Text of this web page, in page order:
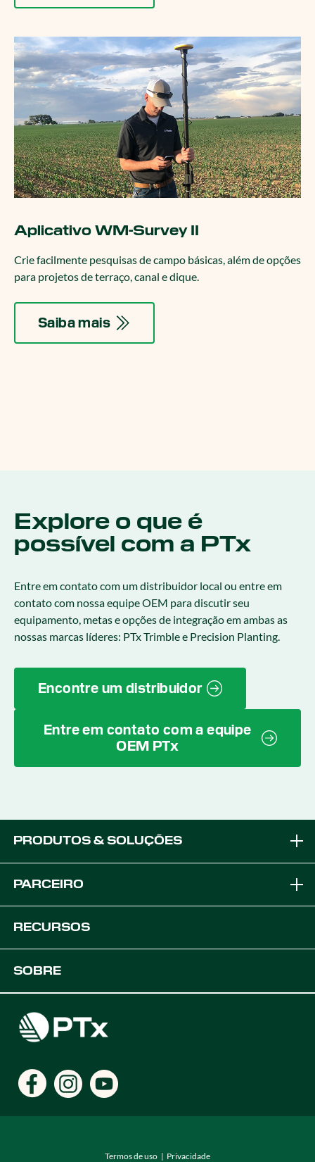
Aplicativo WM-Survey II
Crie facilmente pesquisas de campo básicas, além de opções
para projetos de terraço, canal e dique.
Saiba mais
Explore o que é
possível com a PTx
Entre em contato com um distribuidor local ou entre em
contato com nossa equipe OEM para discutir seu
equipamento, metas e opções de integração em ambas as
nossas marcas líderes: PTx Trimble e Precision Planting.
Encontre um distribuidor
Entre em contato com a equipe
OEM PTx
PRODUTOS & SOLUÇÕES
Soluções de Equipamento
PARCEIRO
Soluções OEM
RECURSOS
Recursos do produto
SOBRE
Encontre um distribuidor
Locais
Termos de uso Privacidade